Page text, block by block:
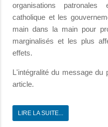
organisations
catholique et les
main dans la main pour
marginalisés et les plus
effets.
L'intégralité du message
article.
LIRE LA SUITE...